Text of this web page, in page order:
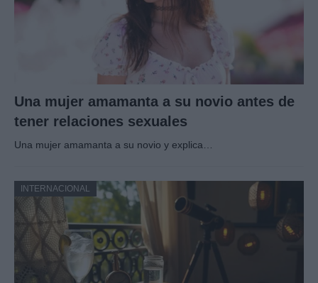
Una mujer amamanta a su novio antes de
tener relaciones sexuales
Una mujer amamanta a su novio y explica…
INTERNACIONAL